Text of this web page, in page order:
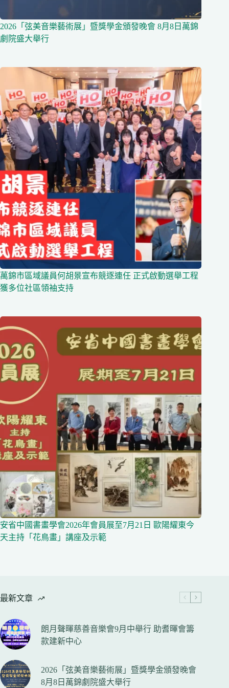
2026「弦美音樂藝術展」暨獎學金頒發晚會 8月8日萬錦
劇院盛大舉行
萬錦市區域議員何胡景宣布競逐連任 正式啟動選舉工程
獲多位社區領袖支持
安省中國書畫學會2026年會員展至7月21日 歐陽耀東今
天主持「花鳥畫」講座及示範
最新文章
朗月聲暉慈善音樂會9月中舉行 助耆暉會籌
款建新中心
2026「弦美音樂藝術展」暨獎學金頒發晚會
8月8日萬錦劇院盛大舉行